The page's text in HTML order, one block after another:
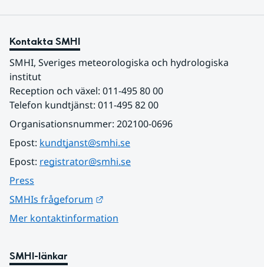
Kontakta SMHI
SMHI, Sveriges meteorologiska och hydrologiska
institut
Reception och växel: 011-495 80 00
Telefon kundtjänst: 011-495 82 00
Organisationsnummer: 202100-0696
Epost: kundtjanst@smhi.se
Epost: registrator@smhi.se
Press
SMHIs frågeforum
Mer kontaktinformation
SMHI-länkar